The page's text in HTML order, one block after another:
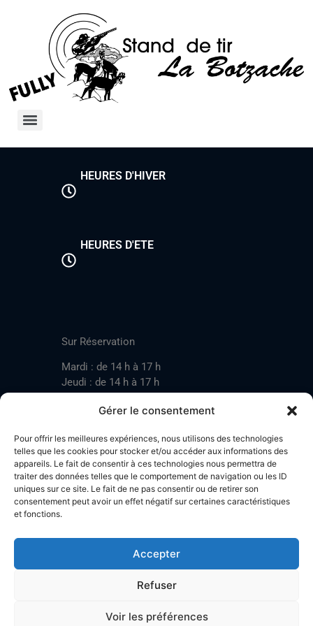
Gérer le consentement
Pour offrir les meilleures expériences, nous utilisons des technologies
telles que les cookies pour stocker et/ou accéder aux informations des
appareils. Le fait de consentir à ces technologies nous permettra de
traiter des données telles que le comportement de navigation ou les ID
uniques sur ce site. Le fait de ne pas consentir ou de retirer son
consentement peut avoir un effet négatif sur certaines caractéristiques
et fonctions.
Accepter
Refuser
Voir les préférences
HEURES D'HIVER
HEURES D'ETE
Sur Réservation
Mardi : de 14 h à 17 h
Jeudi : de 14 h à 17 h
Mardi : de 17 h à 20 h
Jeudi : de 17 h à 20 h
Samedi : de 14 h à 17 h
Stand de tir LA BOTZACHE
Près de Mazembroz
Tel: +41 (0)79 220 41 69
Plan d'accès